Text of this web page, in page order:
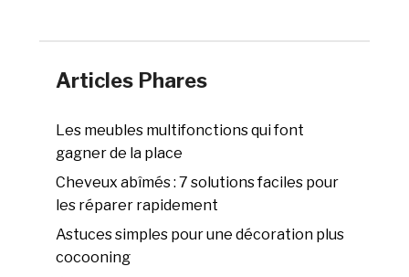
Articles Phares
Les meubles multifonctions qui font
gagner de la place
Cheveux abîmés : 7 solutions faciles pour
les réparer rapidement
Astuces simples pour une décoration plus
cocooning